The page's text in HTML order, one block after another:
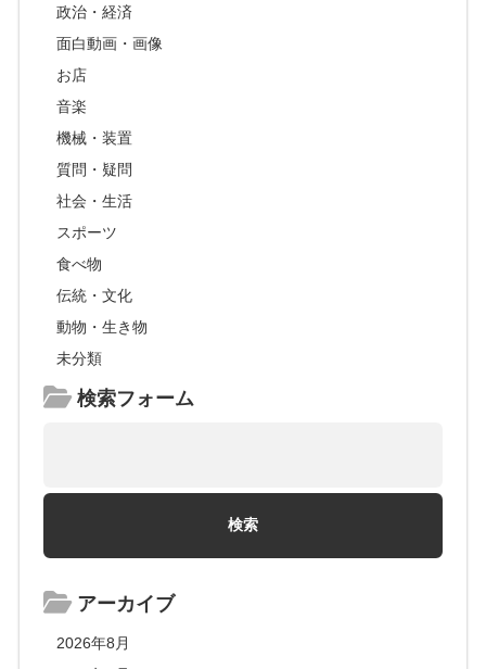
政治・経済
面白動画・画像
お店
音楽
機械・装置
質問・疑問
社会・生活
スポーツ
食べ物
伝統・文化
動物・生き物
未分類
検索フォーム
アーカイブ
2026年8月